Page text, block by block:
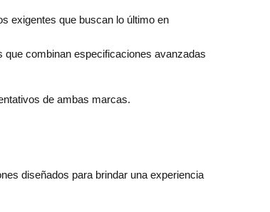
exigentes que buscan lo último en
que combinan especificaciones avanzadas
de ambas marcas.
diseñados para brindar una experiencia